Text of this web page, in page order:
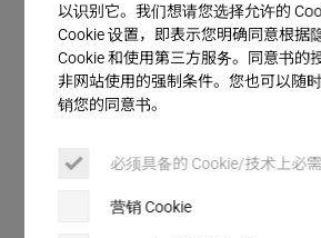
以识别它。我们想请您选择允许的
Cookie 设置，即表示您明确同意根据
Cookie 和使用第三方服务。同意书的
非网站使用的强制条件。您也可以随
销您的同意书。
必须具备的 Cookie/技术上必
营销 Cookie
企业
客户服务